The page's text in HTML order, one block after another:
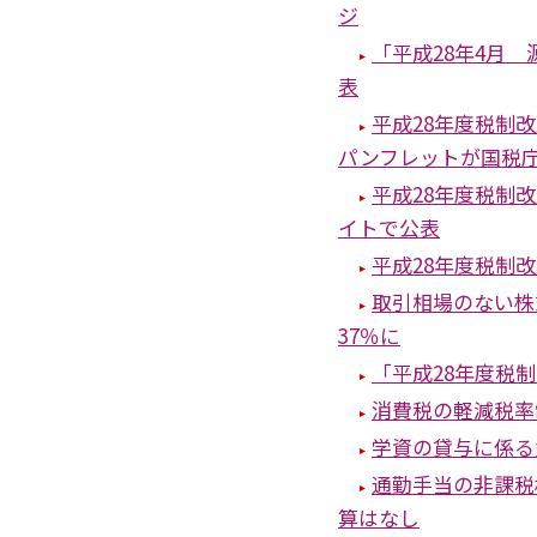
ジ
「平成28年4月
表
平成28年度税制
パンフレットが国税
平成28年度税制
イトで公表
平成28年度税制
取引相場のない
37％に
「平成28年度
消費税の軽減税
学資の貸与に係
通勤手当の非課
算はなし